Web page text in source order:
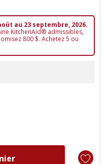
au 23 septembre, 2026.
KitchenAid® admissibles,
800 $. Achetez 5 ou